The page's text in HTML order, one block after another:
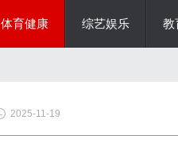
体育健康 综艺娱乐 教
2025-11-19